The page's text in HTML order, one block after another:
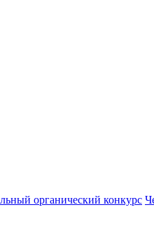
органический конкурс